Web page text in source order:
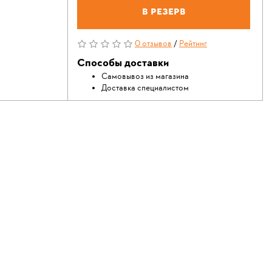
В резерв
0 отзывов/Рейтинг
Способы доставки
Самовывоз из магазина
Доставка специалистом